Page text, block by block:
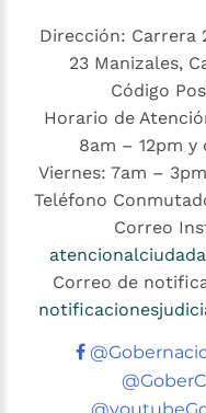
Dirección: Carrera
23 Manizales,
Código
Horario de
8am – 12pm
Viernes: 7am –
Teléfono
Correo
Correo de